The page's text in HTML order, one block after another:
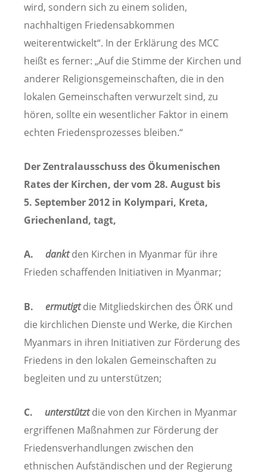
wird, sondern sich zu einem soliden,
nachhaltigen Friedensabkommen
weiterentwickelt“. In der Erklärung des MCC
heißt es ferner: „Auf die Stimme der Kirchen und
anderer Religionsgemeinschaften, die in den
lokalen Gemeinschaften verwurzelt sind, zu
hören, sollte ein wesentlicher Faktor in einem
echten Friedensprozesses bleiben.“
Der Zentralausschuss des Ökumenischen
Rates der Kirchen, der vom 28. August bis
5. September 2012 in Kolympari, Kreta,
Griechenland, tagt,
A. danktden Kirchen in Myanmar für ihre
Frieden schaffenden Initiativen in Myanmar;
B. ermutigtdie Mitgliedskirchen des ÖRK und
die kirchlichen Dienste und Werke, die Kirchen
Myanmars in ihren Initiativen zur Förderung des
Friedens in den lokalen Gemeinschaften zu
begleiten und zu unterstützen;
C. unterstütztdie von den Kirchen in Myanmar
ergriffenen Maßnahmen zur Förderung der
Friedensverhandlungen zwischen den
ethnischen Aufständischen und der Regierung